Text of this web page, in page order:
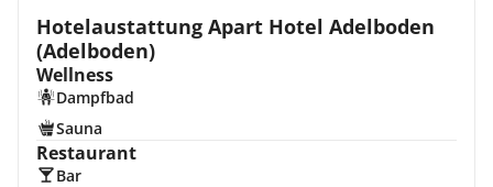
Hotelaustattung Apart Hotel Adelboden
(Adelboden)
Wellness
Dampfbad
Sauna
Restaurant
Bar